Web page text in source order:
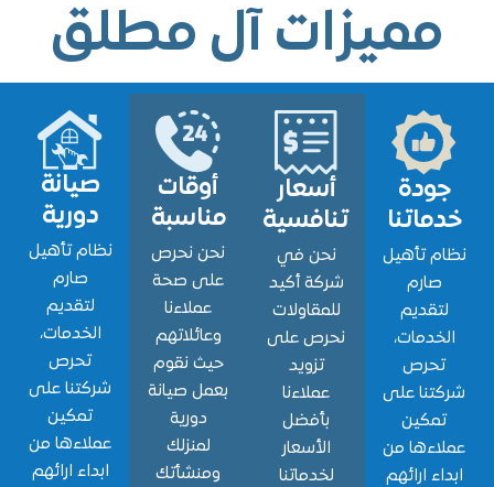
آل مطلق
تأهيل
على
من
ارائهم
أسعار
تنافسية
نحن في
شركة أكيد
للمقاولات
نحرص على
عملاءنا
الأسعار
لخدماتنا
أوقات
مناسبة
نحن نحرص
على صحة
وعائلاتهم
حيث نقوم
بعمل صيانة
ومنشأتك
صيانة
دورية
نظام تأهيل
الخدمات،
شركتنا على
عملاءها من
ابداء ارائهم